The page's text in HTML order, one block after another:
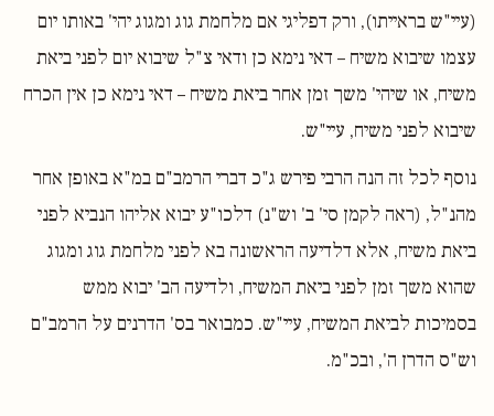
(עיי"ש בראייתו), ורק דפליגי אם מלחמת גוג ומגוג יהי' באותו יום
עצמו שיבוא משיח – דאי נימא כן ודאי צ"ל שיבוא יום לפני ביאת
משיח, או שיהי' משך זמן אחר ביאת משיח – דאי נימא כן אין הכרח
שיבוא לפני משיח, עיי"ש.
נוסף לכל זה הנה הרבי פירש ג"כ דברי הרמב"ם במ"א באופן אחר
מהנ"ל, (ראה לקמן סי' ב' וש"נ) דלכו"ע יבוא אליהו הנביא לפני
ביאת משיח, אלא דלדיעה הראשונה בא לפני מלחמת גוג ומגוג
שהוא משך זמן לפני ביאת המשיח, ולדיעה הב' יבוא ממש
בסמיכות לביאת המשיח, עיי"ש. כמבואר בס' הדרנים על הרמב"ם
וש"ס הדרן ה', ובכ"מ.